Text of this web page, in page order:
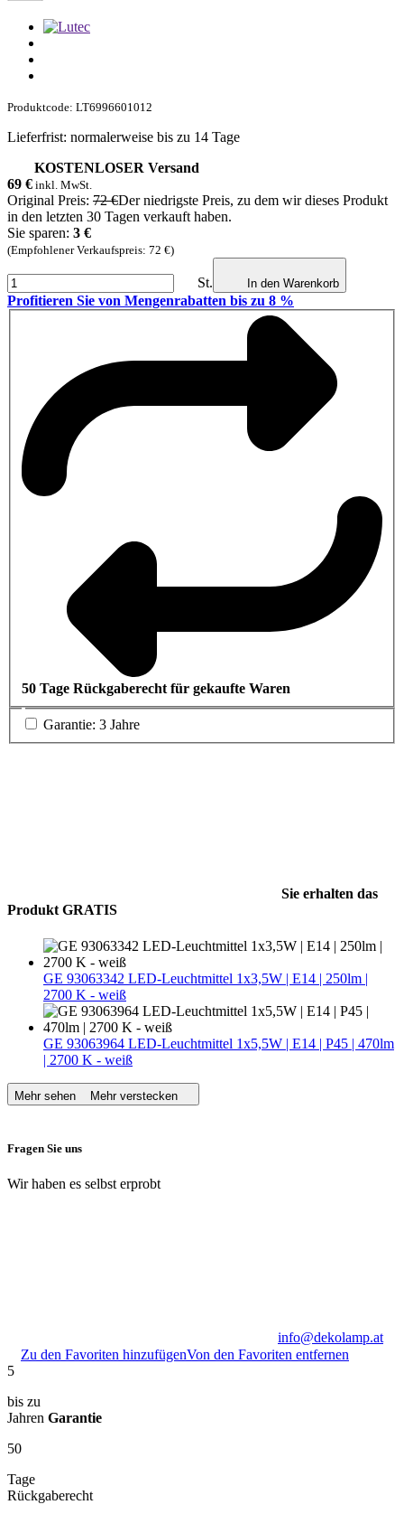
Produktcode: LT6996601012
Lieferfrist: normalerweise bis zu 14 Tage
KOSTENLOSER Versand
69 € inkl. MwSt.
Original Preis: 72 €Der niedrigste Preis, zu dem wir dieses Produkt
in den letzten 30 Tagen verkauft haben.
Sie sparen: 3 €
(Empfohlener Verkaufspreis: 72 €)
St. In den Warenkorb
Profitieren Sie von Mengenrabatten bis zu 8 %
50 Tage Rückgaberecht für gekaufte Waren
Garantie: 3 Jahre
Sie erhalten das
Produkt GRATIS
GE 93063342 LED-Leuchtmittel 1x3,5W | E14 | 250lm |
2700 K - weiß
GE 93063964 LED-Leuchtmittel 1x5,5W | E14 | P45 | 470lm
| 2700 K - weiß
Mehr sehen Mehr verstecken
Fragen Sie uns
Wir haben es selbst erprobt
info@dekolamp.at
Zu den Favoriten hinzufügenVon den Favoriten entfernen
5
bis zu
Jahren Garantie
50
Tage
Rückgaberecht